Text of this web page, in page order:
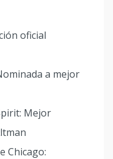
oficial
a mejor
Mejor
Chicago: